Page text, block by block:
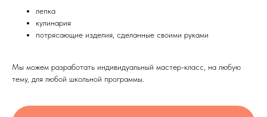
лепка
кулинария
потрясающие изделия, сделанные своими руками
Мы можем разработать индивидуальный мастер-класс, на любую
тему, для любой школьной программы.